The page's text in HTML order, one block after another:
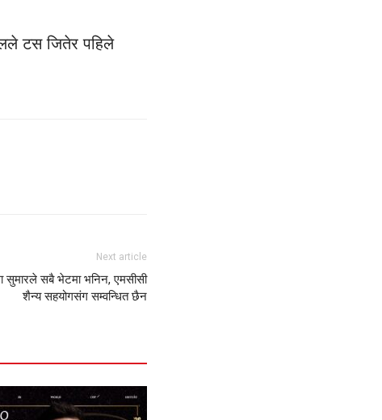
टस जितेर पहिले
Next article
सुमारले सबै भेटमा भनिन, एमसीसी
शैन्य सहयोगसंग सम्वन्धित छैन